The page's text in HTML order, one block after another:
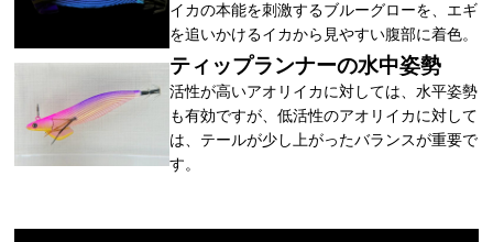
イカの本能を刺激するブルーグローを、エギ
を追いかけるイカから見やすい腹部に着色。
ティップランナーの水中姿勢
活性が高いアオリイカに対しては、水平姿勢
も有効ですが、低活性のアオリイカに対して
は、テールが少し上がったバランスが重要で
す。